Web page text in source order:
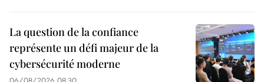
La question de la confiance
représente un défi majeur de la
cybersécurité moderne